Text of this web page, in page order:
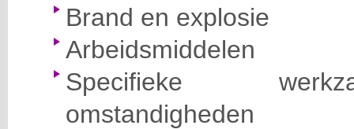
Brand en explosie
Arbeidsmiddelen
Specifieke
omstandigheden